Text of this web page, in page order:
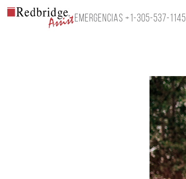
EMERGENCIAS +1-305-537-1145